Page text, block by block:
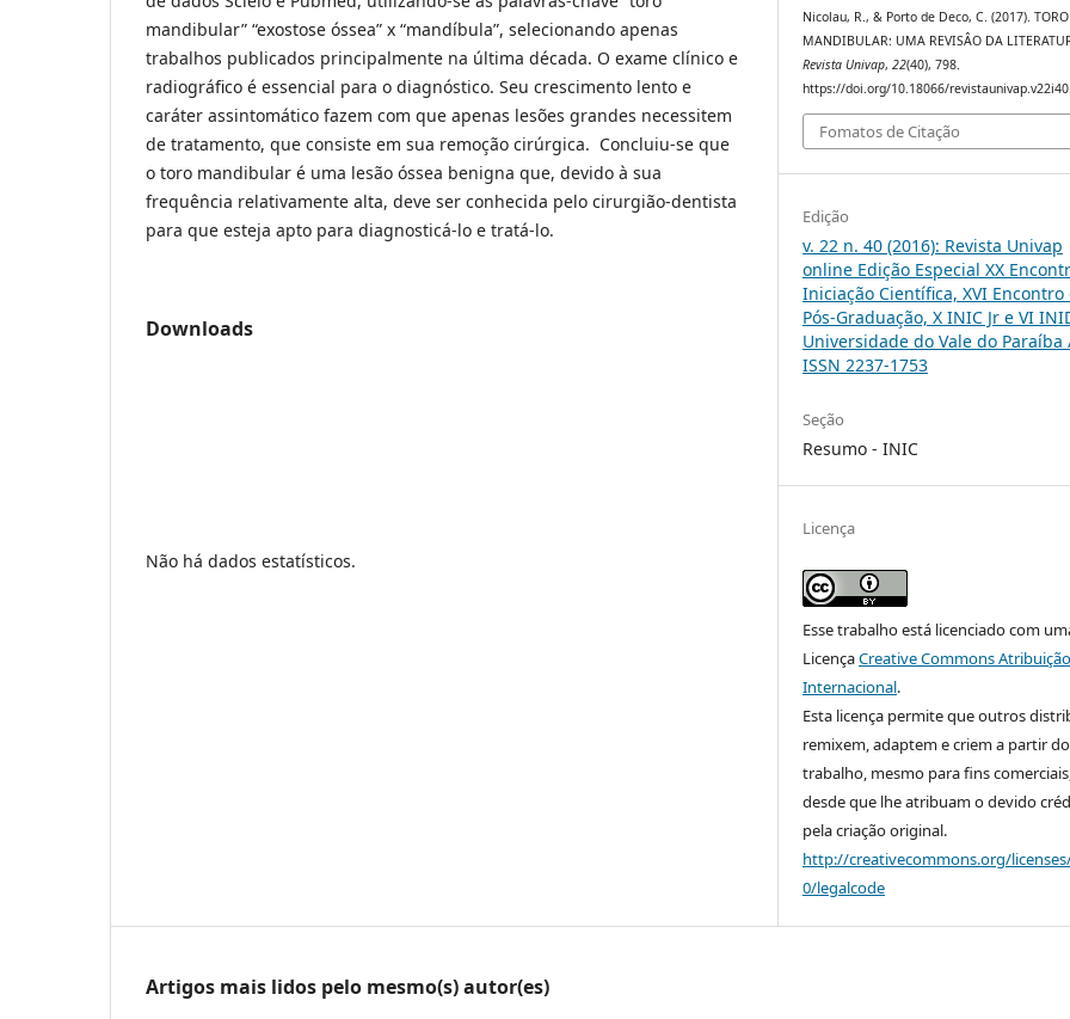
mandibular” “exostose óssea” x “mandíbula”, selecionando apenas
trabalhos publicados principalmente na última década. O exame clínico e
radiográfico é essencial para o diagnóstico. Seu crescimento lento e
caráter assintomático fazem com que apenas lesões grandes necessitem
de tratamento, que consiste em sua remoção cirúrgica. Concluiu-se que
o toro mandibular é uma lesão óssea benigna que, devido à sua
frequência relativamente alta, deve ser conhecida pelo cirurgião-dentista
para que esteja apto para diagnosticá-lo e tratá-lo.
Downloads
Não há dados estatísticos.
Nicolau, R., & Porto de Deco, C. (2017). TORO
MANDIBULAR: UMA REVISÂO DA
Revista Univap,22(40), 798.
https://doi.org/10.18066/
Fomatos de Citação
Edição
v. 22 n. 40 (2016): Revista Univap
online Edição Especial XX
Iniciação Científica, XVI Encontro
Pós-Graduação, X INIC Jr e VI
Universidade do Vale do Paraíba
ISSN 2237-1753
Seção
Resumo - INIC
Licença
Esse trabalho está licenciado com
LicençaCreative Commons
Internacional.
Esta licença permite que outros
remixem, adaptem e criem a partir
trabalho, mesmo para fins
desde que lhe atribuam o devido
pela criação original.
http://creativecommons.org/
0/legalcode
Artigos mais lidos pelo mesmo(s) autor(es)